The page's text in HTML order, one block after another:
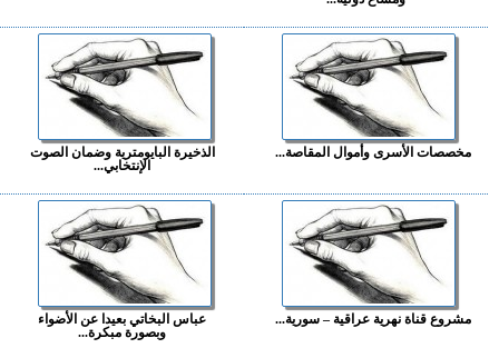
مخصصات الأسرى وأموال المقاصة...
الذخيرة البايومترية وضمان الصوت
الإنتخابي...
مشروع قناة نهرية عراقية – سورية...
عباس البخاتي بعيدا عن الأضواء
وبصورة مبكرة...